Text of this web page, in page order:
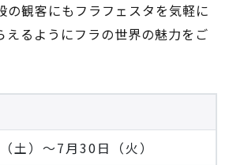
の観客にもフラフェスタを気軽に
えるようにフラの世界の魅力をご
土）～7月30日（火）